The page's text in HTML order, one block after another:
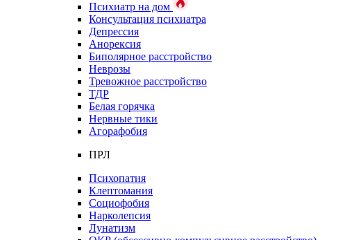
Психиатр на дом
Консультация психиатра
Депрессия
Анорексия
Биполярное расстройство
Неврозы
Тревожное расстройство
ТДР
Белая горячка
Нервные тики
Агорафобия
ПРЛ
Психопатия
Клептомания
Социофобия
Нарколепсия
Лунатизм